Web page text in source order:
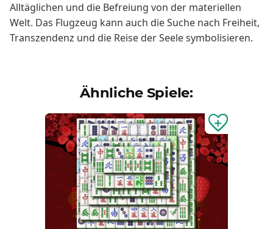
Alltäglichen und die Befreiung von der materiellen
Welt. Das Flugzeug kann auch die Suche nach Freiheit,
Transzendenz und die Reise der Seele symbolisieren.
Ähnliche Spiele: